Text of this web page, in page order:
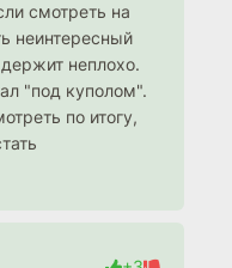
смотреть на
неинтересный
неплохо.
"под куполом".
по итогу,